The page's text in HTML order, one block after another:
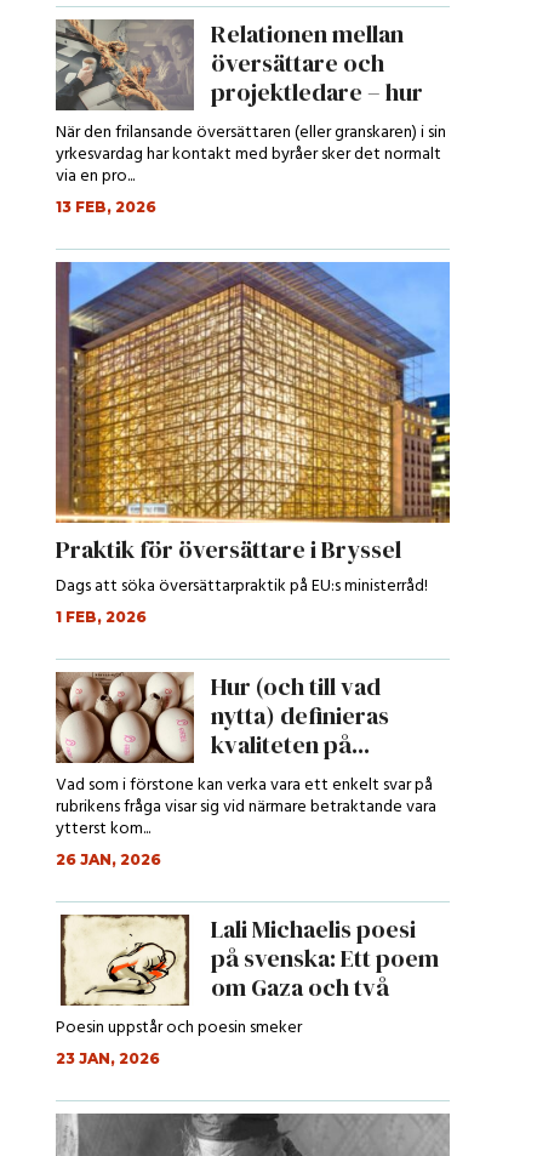
Relationen mellan
översättare och
projektledare – hur
ser den ut?...
När den frilansande översättaren (eller granskaren) i sin
yrkesvardag har kontakt med byråer sker det normalt
via en pro...
13 FEB, 2026
Praktik för översättare i Bryssel
Dags att söka översättarpraktik på EU:s ministerråd!
1 FEB, 2026
Hur (och till vad
nytta) definieras
kvaliteten på...
Vad som i förstone kan verka vara ett enkelt svar på
rubrikens fråga visar sig vid närmare betraktande vara
ytterst kom...
26 JAN, 2026
Lali Michaelis poesi
på svenska: Ett poem
om Gaza och två
andra p...
Poesin uppstår och poesin smeker
23 JAN, 2026